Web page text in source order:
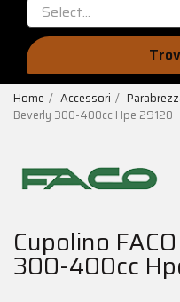
Select...
Home Accessori
Beverly 300-400cc Hpe 29120
Cupolino
300-400cc